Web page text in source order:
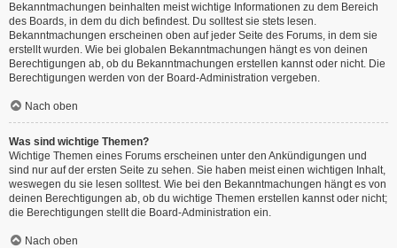
Bekanntmachungen beinhalten meist wichtige Informationen zu dem Bereich
des Boards, in dem du dich befindest. Du solltest sie stets lesen.
Bekanntmachungen erscheinen oben auf jeder Seite des Forums, in dem sie
erstellt wurden. Wie bei globalen Bekanntmachungen hängt es von deinen
Berechtigungen ab, ob du Bekanntmachungen erstellen kannst oder nicht. Die
Berechtigungen werden von der Board-Administration vergeben.
Nach oben
Was sind wichtige Themen?
Wichtige Themen eines Forums erscheinen unter den Ankündigungen und
sind nur auf der ersten Seite zu sehen. Sie haben meist einen wichtigen Inhalt,
weswegen du sie lesen solltest. Wie bei den Bekanntmachungen hängt es von
deinen Berechtigungen ab, ob du wichtige Themen erstellen kannst oder nicht;
die Berechtigungen stellt die Board-Administration ein.
Nach oben